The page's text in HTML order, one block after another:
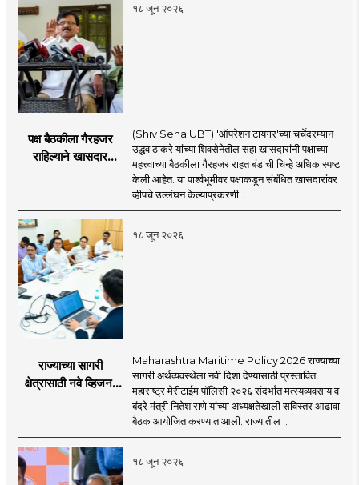
१८ जून २०२६
पक्ष बैठकीला गैरहजर
राहिल्याने खासदार
काय सांगतो?
(Shiv Sena UBT) 'ऑपरेशन टायगर'च्या चर्चेदरम्यान
उद्धव ठाकरे यांच्या शिवसेनेतील सहा खासदारांनी पक्षाच्या
महत्त्वाच्या बैठकीला गैरहजर राहत बंडाची चिन्हे अधिक स्पष्ट
केली आहेत. या पार्श्वभूमीवर पक्षाकडून संबंधित खासदारांवर
व्हीपचे उल्लंघन केल्याप्रकरणी ..
१८ जून २०२६
राज्याच्या सागरी
क्षेत्रासाठी नवे व्हिजन;
प्रस्ताव
Maharashtra Maritime Policy 2026 राज्याच्या
सागरी अर्थव्यवस्थेला नवी दिशा देण्यासाठी प्रस्तावित
महाराष्ट्र मेरीटाईम पॉलिसी २०२६ संदर्भात मत्स्यव्यवसाय व
बंदरे मंत्री नितेश राणे यांच्या अध्यक्षतेखाली सविस्तर आढावा
बैठक आयोजित करण्यात आली. राज्यातील ..
१८ जून २०२६